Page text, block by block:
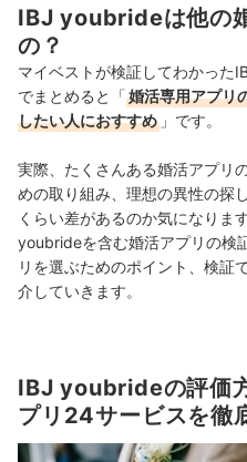
IBJ youbrideは他の
の？
マイベストが検証してわかった
でまとめると「婚活専用アプリ
したい人におすすめ 」です。
実際、たくさんある婚活アプリ
めの取り組み、理想の異性の探
くらい差があるのか気になりま
youbrideを含む婚活アプリの検
リを選ぶためのポイント、検証
介していきます。
IBJ youbrideの評価
プリ24サービスを徹